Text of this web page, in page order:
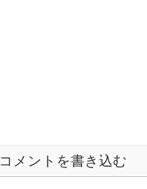
コメントを書き込む